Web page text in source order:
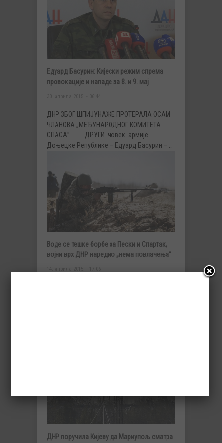
Едуард Басурин: Кијески режим спрема
провокације и нападе за 8. и 9. мај
ДНР ЗБОГ ШПИЈУНАЖЕ ПРОТЕРАЛА ОСАМ
ЧЛАНОВА „МЕЂУНАРОДНОГ КОМИТЕТА
СПАСА” ДРУГИ човек армије
Доњецке Републике – Едуард Басурин – …
Воде се тешке борбе за Пески и Спартак,
војни врх ДНР наредио „нема повлачења”
14. априла 2015. - 17:06
ДНР поручила Кијеву да Мариупољ сматра